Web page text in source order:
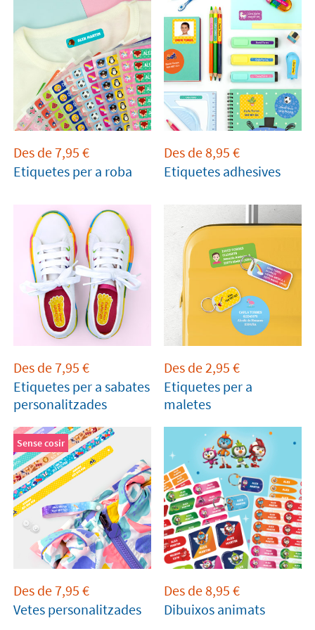
Des de7,95 €
Etiquetes per a roba
Des de8,95 €
Etiquetes adhesives
Des de7,95 €
Etiquetes per a sabates
personalitzades
Des de2,95 €
Etiquetes per a
maletes
Sense cosir
Des de7,95 €
Vetes personalitzades
Des de8,95 €
Dibuixos animats